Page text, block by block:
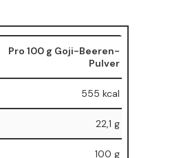
Pro 100 g Goji-Beeren-
Pulver
555 kcal
22,1 g
100 g